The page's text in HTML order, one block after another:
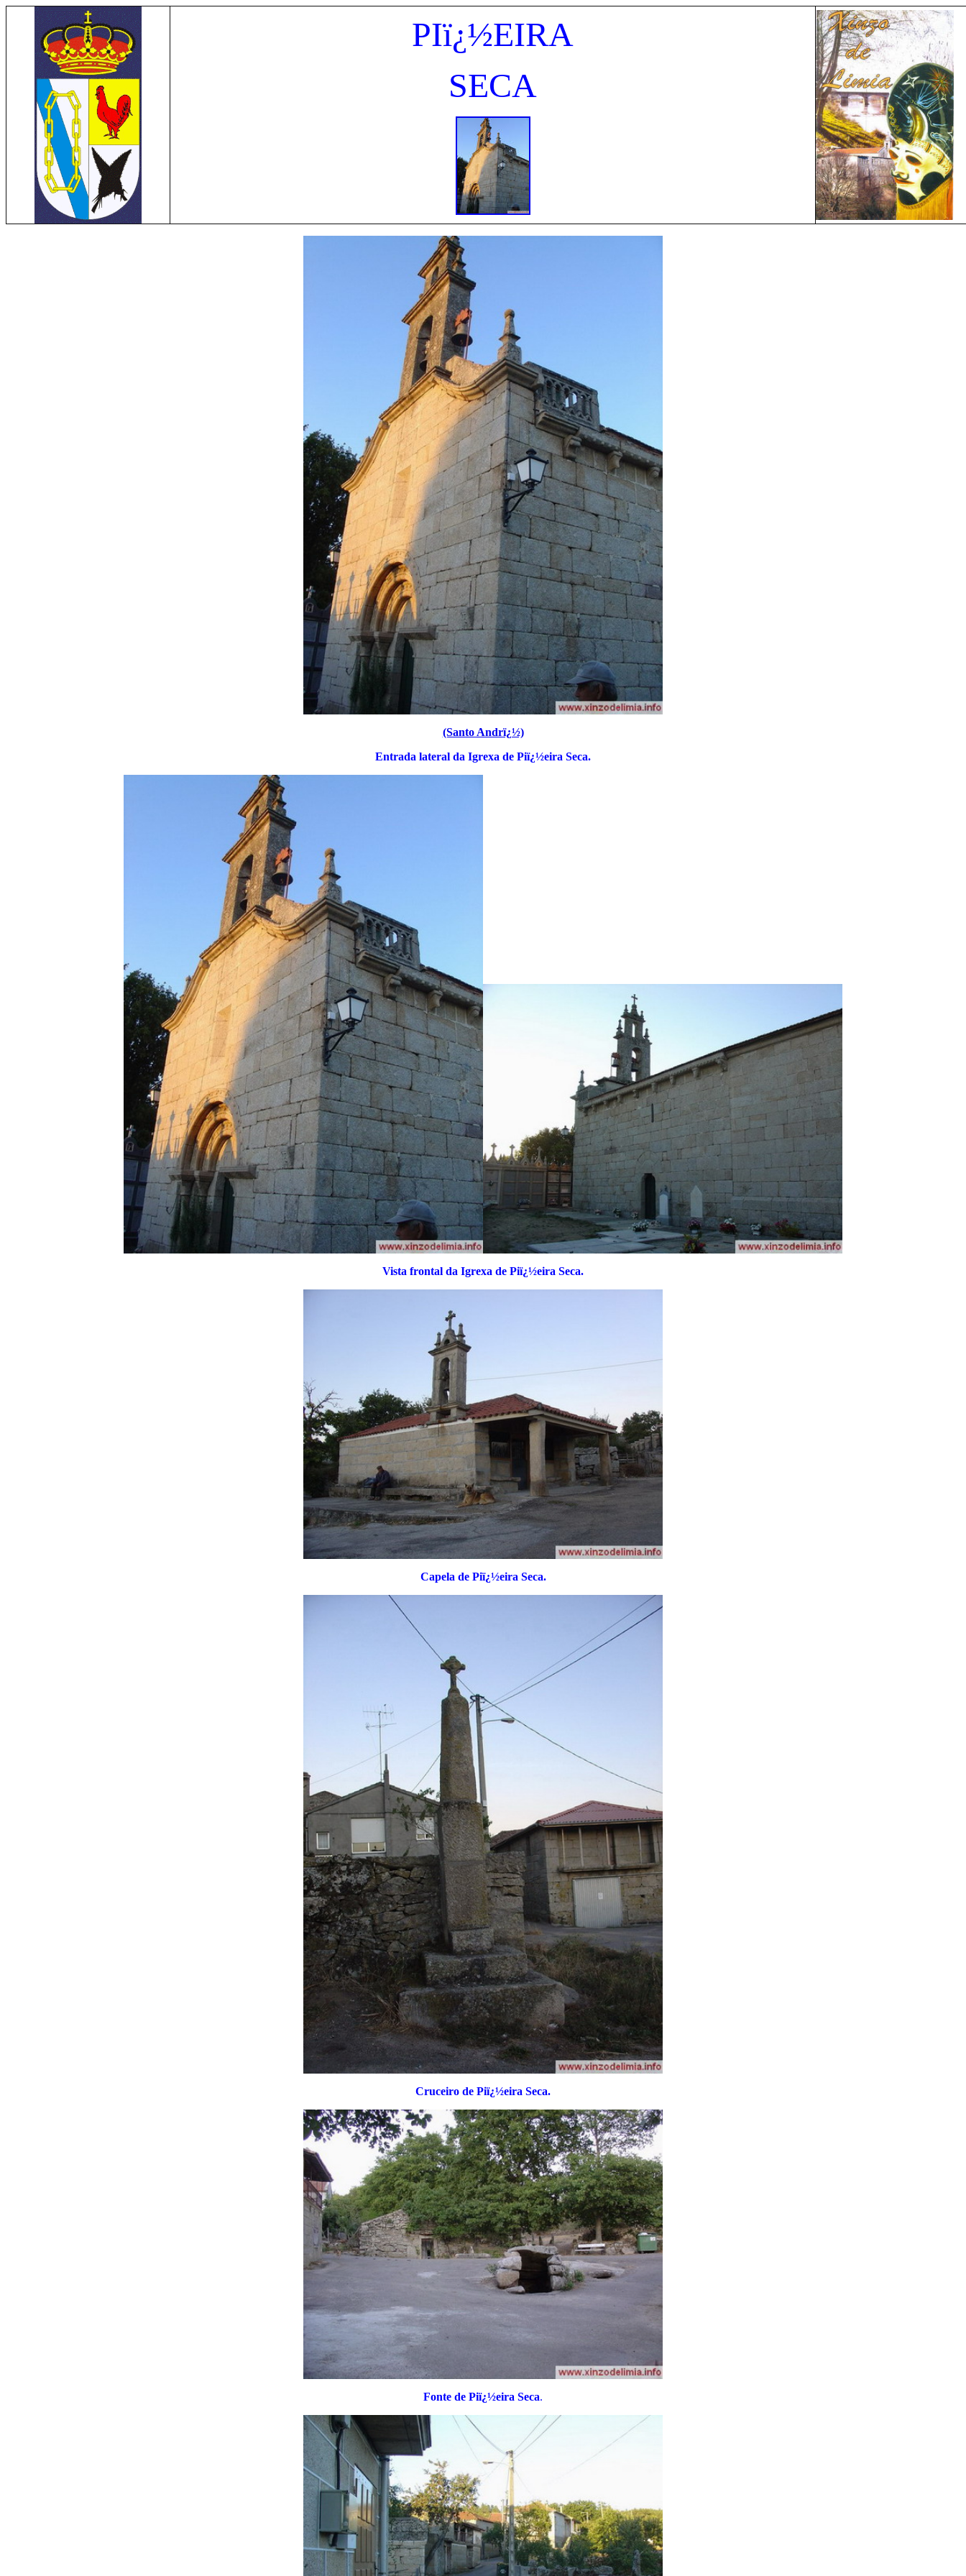
PIï¿½EIRA
SECA
(Santo Andrï¿½)
Entrada lateral da Igrexa de Piï¿½eira Seca.
Vista frontal da Igrexa de Piï¿½eira Seca.
Capela de Piï¿½eira Seca.
Cruceiro de Piï¿½eira Seca.
Fonte de Piï¿½eira Seca.